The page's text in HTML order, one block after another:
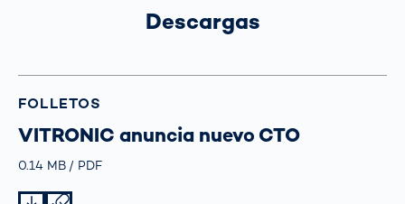
Descargas
FOLLETOS
VITRONIC anuncia nuevo CTO
Größe
0.14 MB TypPDF